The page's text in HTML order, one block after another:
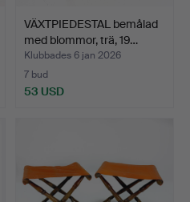
VÄXTPIEDESTAL bemålad
med blommor, trä, 19…
Klubbades 6 jan 2026
7 bud
53 USD